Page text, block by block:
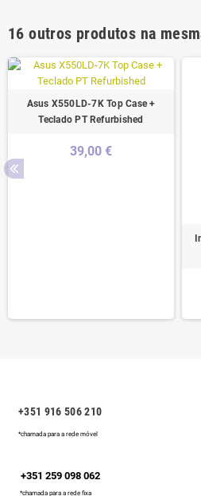
16 outros produtos na
Asus X550LD-7K Top Case +
Teclado PT Refurbished
39,00 €
+351 916 506 210
*chamada para a rede móvel
+351 259 098 062
*chamada para a rede fixa